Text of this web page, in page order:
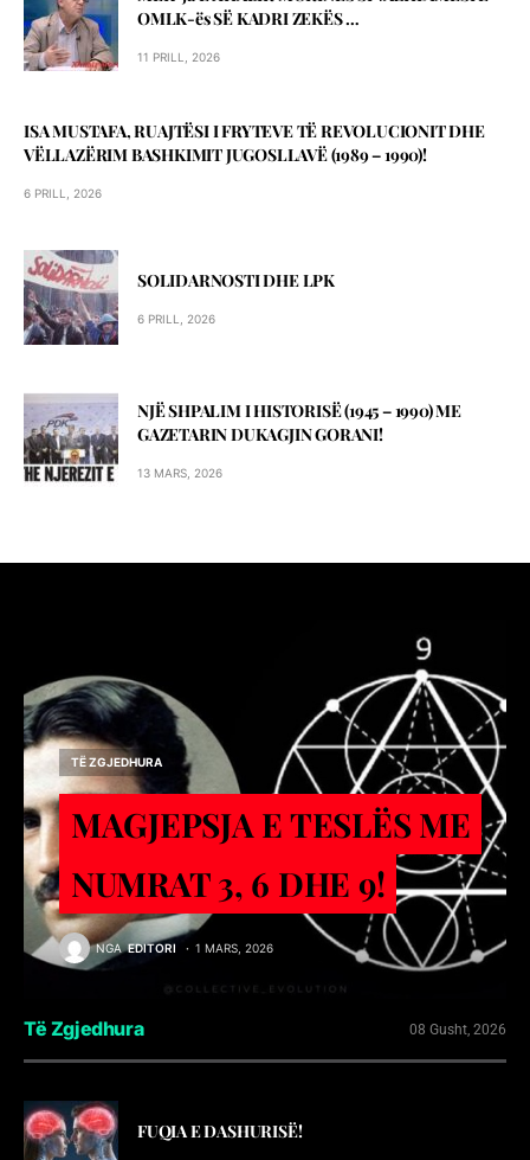
OMLK-ës SЁ KADRI ZEKЁS …
11 PRILL, 2026
ISA MUSTAFA, RUAJTËSI I FRYTEVE TË REVOLUCIONIT DHE
VËLLAZËRIM BASHKIMIT JUGOSLLAVË (1989 – 1990)!
6 PRILL, 2026
SOLIDARNOSTI DHE LPK
6 PRILL, 2026
NJË SHPALIM I HISTORISË (1945 – 1990) ME
GAZETARIN DUKAGJIN GORANI!
13 MARS, 2026
TË ZGJEDHURA
MAGJEPSJA E TESLËS ME
NUMRAT 3, 6 DHE 9!
NGA EDITORI 1 MARS, 2026
Të Zgjedhura 08 Gusht, 2026
FUQIA E DASHURISË!